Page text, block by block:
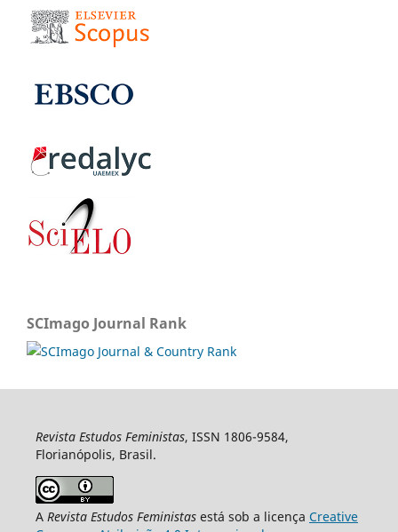
SCImago Journal Rank
Revista Estudos Feministas, ISSN 1806-9584,
Florianópolis, Brasil.
A Revista Estudos Feministasestá sob a licença Creative